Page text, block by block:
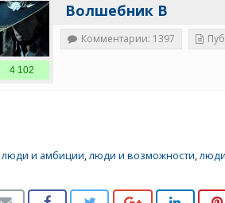
Волшебник В
4 102
Комментарии: 1397
люди и амбиции,люди и возможности,